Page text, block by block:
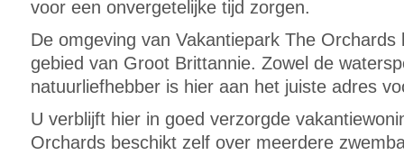
voor een onvergetelijke tijd zorgen.
De omgeving van Vakantiepark The
gebied van Groot Brittannie. Zowel de
natuurliefhebber is hier aan het juiste adres
U verblijft hier in goed verzorgde
Orchards beschikt zelf over meerdere